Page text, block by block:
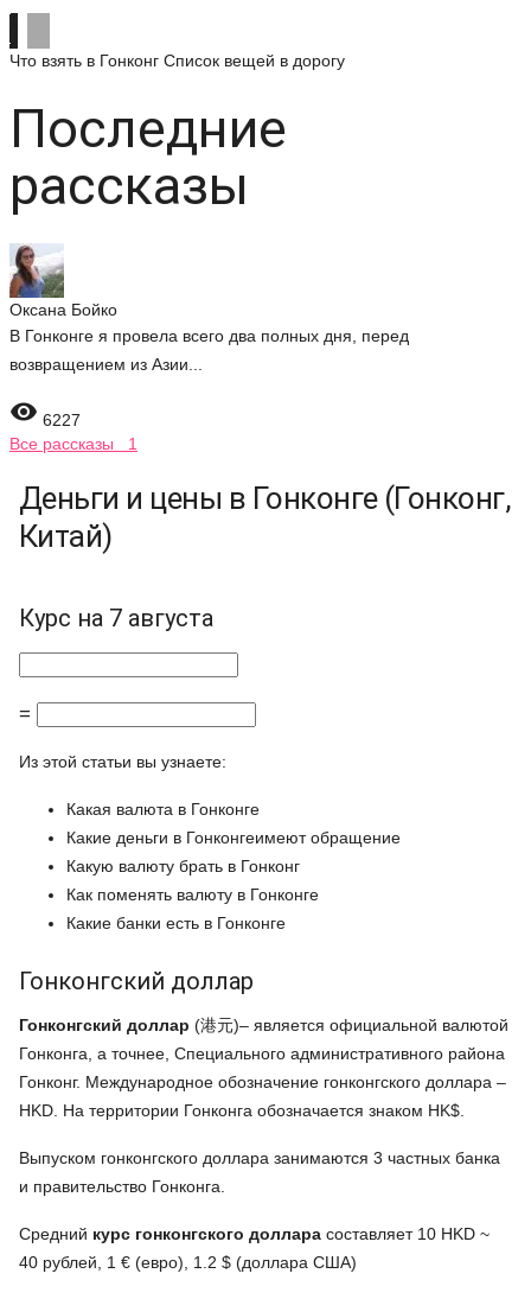
Что взять в Гонконг Список вещей в дорогу
Последние
рассказы
Оксана Бойко
В Гонконге я провела всего два полных дня, перед
возвращением из Азии...
 6227
Все рассказы 1
Деньги и цены в Гонконге (Гонконг,
Китай)
Курс на 7 августа
=
Из этой статьи вы узнаете:
Какая валюта в Гонконге
Какие деньги в Гонконгеимеют обращение
Какую валюту брать в Гонконг
Как поменять валюту в Гонконге
Какие банки есть в Гонконге
Гонконгский доллар
Гонконгский доллар (港元)– является официальной валютой
Гонконга, а точнее, Специального административного района
Гонконг. Международное обозначение гонконгского доллара –
HKD. На территории Гонконга обозначается знаком HK$.
Выпуском гонконгского доллара занимаются 3 частных банка
и правительство Гонконга.
Средний курс гонконгского доллара составляет 10 HKD ~
40 рублей, 1 € (евро), 1.2 $ (доллара США)